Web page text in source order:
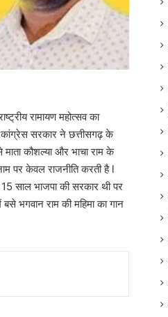
रामायण महोत्सव का
सरकार ने छत्तीसगढ़ के
माता कौशल्या और भाचा राम के
पर केवल राजनीति करती है l
साल भाजपा की सरकार थी पर
भगवान राम की महिमा का गान